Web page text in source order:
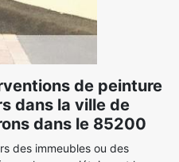
de peinture
dans la ville de
dans le 85200
des immeubles ou des